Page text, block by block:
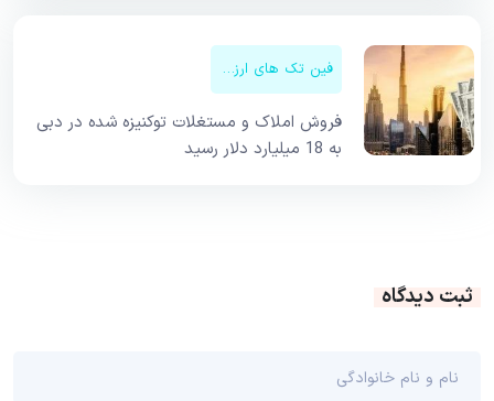
فین تک های ارزهای دیجیتال
فروش املاک و مستغلات توکنیزه شده در دبی
به 18 میلیارد دلار رسید
ثبت دیدگاه